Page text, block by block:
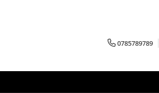
0785789789